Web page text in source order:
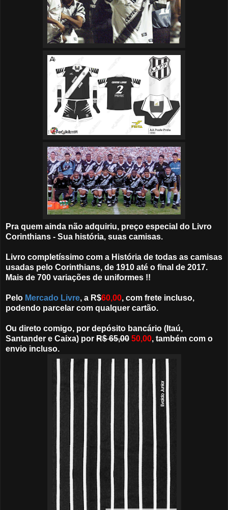
Pra quem ainda não adquiriu, preço especial do Livro
Corinthians - Sua história, suas camisas.
Livro completíssimo com a História de todas as camisas
usadas pelo Corinthians, de 1910 até o final de 2017.
Mais de 700 variações de uniformes !!
Pelo Mercado Livre, a R$60,00, com frete incluso,
podendo parcelar com qualquer cartão.
Ou direto comigo, por depósito bancário (Itaú,
Santander e Caixa) por R$ 65,00 50,00, também com o
envio incluso.